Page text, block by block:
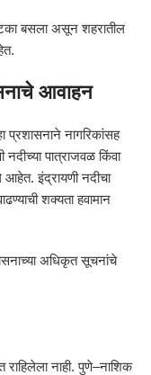
बसला असून शहरातील
आवाहन
प्रशासनाने नागरिकांसह
पात्राजवळ किंवा
इंद्रायणी नदीचा
शक्यता हवामान
अधिकृत सूचनांचे
राहिलेला नाही. पुणे–नाशिक